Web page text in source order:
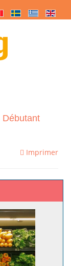
Débutant
Imprimer